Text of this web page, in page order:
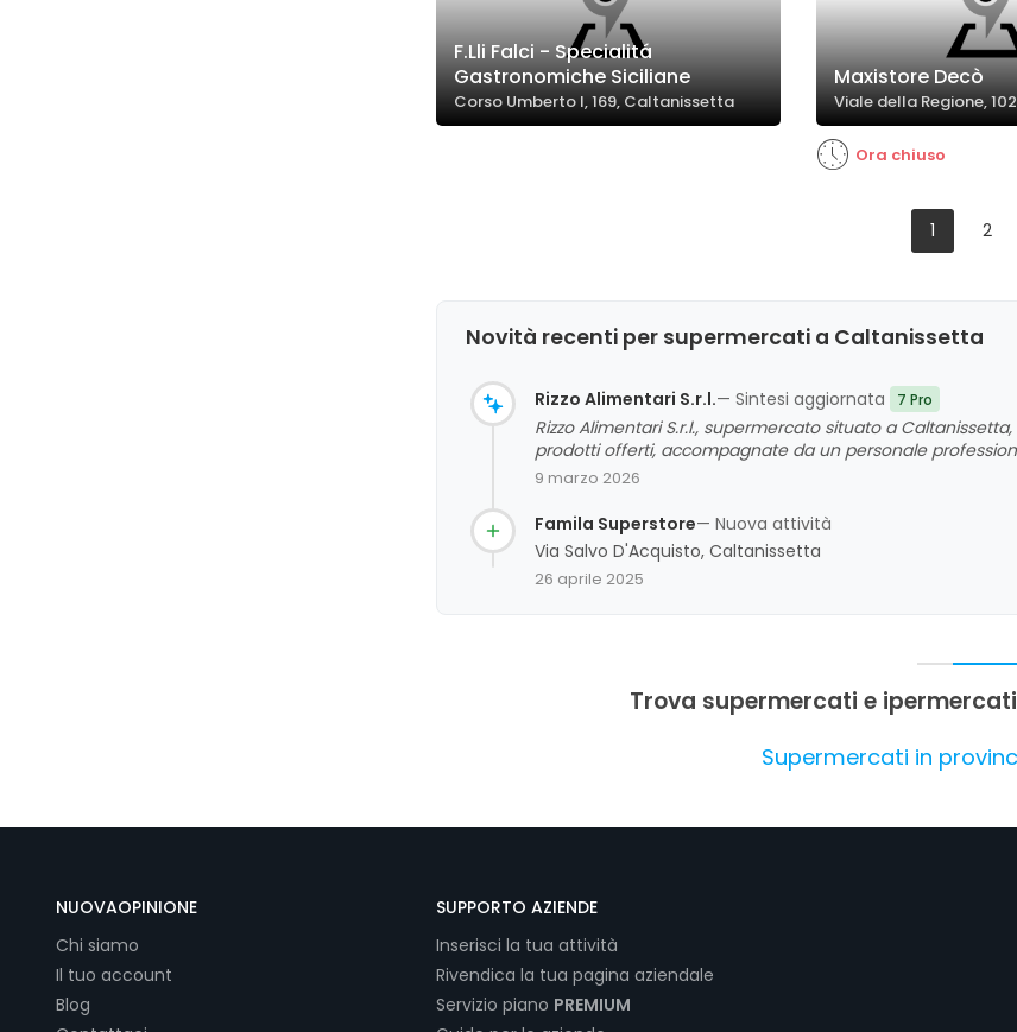
F.Lli Falci - Specialitá
Gastronomiche Siciliane
Corso Umberto I, 169, Caltanissetta
Maxistore Decò
Viale della Regione,
Ora chiuso
1 2
Novità recenti per supermercati a Caltanissetta
Rizzo Alimentari S.r.l.— Sintesi aggiornata 7 Pro
Rizzo Alimentari S.r.l., supermercato situato a
prodotti offerti, accompagnate da un personale
l'organizzazione del punto vendita, che contribuiscono a
9 marzo 2026
Famila Superstore— Nuova attività
Via Salvo D'Acquisto, Caltanissetta
26 aprile 2025
Trova supermercati e
Supermercati in
NUOVAOPINIONE
Chi siamo
Il tuo account
Blog
SUPPORTO AZIENDE
Inserisci la tua attività
Rivendica la tua pagina aziendale
Servizio piano PREMIUM